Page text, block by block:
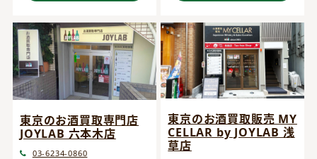
東京のお酒買取専門店
JOYLAB 六本木店
03-6234-0860
東京のお酒買取販売 MY
CELLAR by JOYLAB 浅
草店